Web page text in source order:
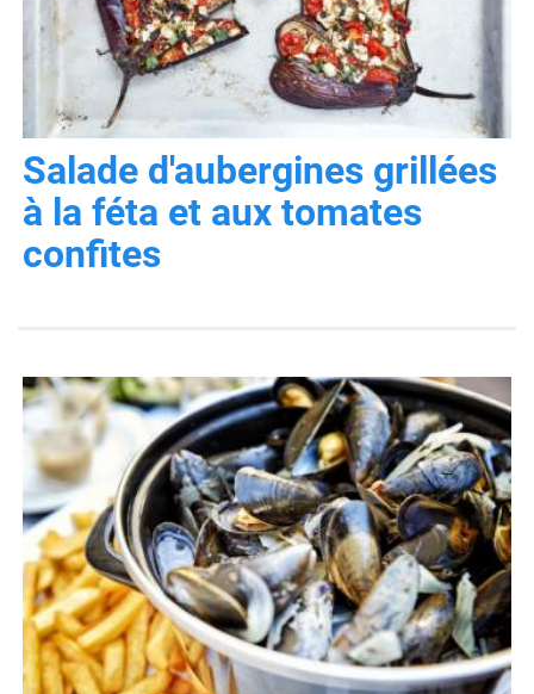
Salade d'aubergines grillées
à la féta et aux tomates
confites